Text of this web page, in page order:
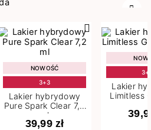
NOWOŚĆ
3+3
Lakier hybrydowy
Pure Spark Clear 7,2
ml
39,99 zł
Lakier
Limitless